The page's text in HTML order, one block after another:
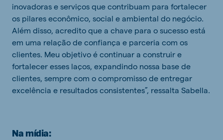
inovadoras e serviços que contribuam para fortalecer
os pilares econômico, social e ambiental do negócio.
Além disso, acredito que a chave para o sucesso está
em uma relação de confiança e parceria com os
clientes. Meu objetivo é continuar a construir e
fortalecer esses laços, expandindo nossa base de
clientes, sempre com o compromisso de entregar
excelência e resultados consistentes”, ressalta Sabella.
Na mídia: